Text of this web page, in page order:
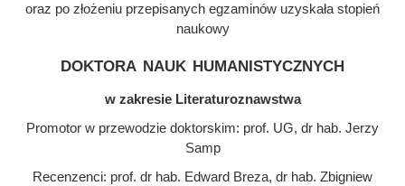
oraz po złożeniu przepisanych egzaminów uzyskała stopień
naukowy
doktora nauk humanistycznych
w zakresie Literaturoznawstwa
Promotor w przewodzie doktorskim: prof. UG, dr hab. Jerzy
Samp
Recenzenci: prof. dr hab. Edward Breza, dr hab. Zbigniew